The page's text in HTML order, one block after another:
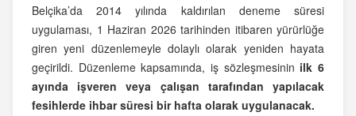
Belçika’da 2014 yılında kaldırılan deneme süresi
uygulaması, 1 Haziran 2026 tarihinden itibaren yürürlüğe
giren yeni düzenlemeyle dolaylı olarak yeniden hayata
geçirildi. Düzenleme kapsamında, iş sözleşmesinin ilk 6
ayında işveren veya çalışan tarafından yapılacak
fesihlerde ihbar süresi bir hafta olarak uygulanacak.